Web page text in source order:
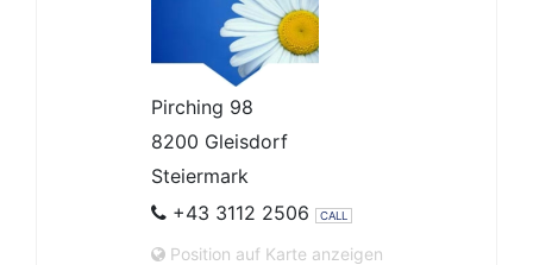
Pirching 98
8200 Gleisdorf
Steiermark
+43 3112 2506
CALL
Position auf Karte anzeigen